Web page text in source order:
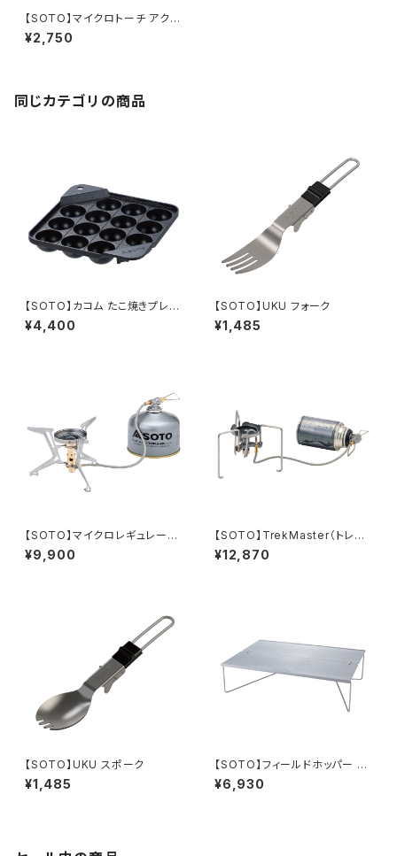
【SOTO】マイクロトーチ アクテ
ィブ ※限定生産モデル
¥2,750
同じカテゴリの商品
【SOTO】カコム たこ焼きプレー
ト
¥4,400
【SOTO】UKU フォーク
¥1,485
【SOTO】マイクロレギュレータ
ーストーブ FUSION Trek
¥9,900
【SOTO】TrekMaster（トレッ
クマスター）
¥12,870
【SOTO】UKU スポーク
¥1,485
【SOTO】フィールドホッパー Tr
ek(トレック)
¥6,930